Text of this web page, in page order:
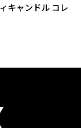
キャンドル コレ